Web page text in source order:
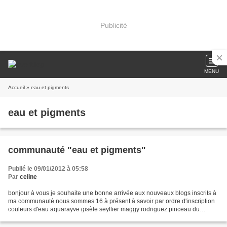
Publicité
MENU
Accueil » eau et pigments
eau et pigments
communauté "eau et pigments"
Publié le 09/01/2012 à 05:58
Par celine
bonjour à vous je souhaite une bonne arrivée aux nouveaux blogs inscrits à
ma communauté nous sommes 16 à présent à savoir par ordre d'inscription
couleurs d'eau aquarayve gisèle seyllier maggy rodriguez pinceau du